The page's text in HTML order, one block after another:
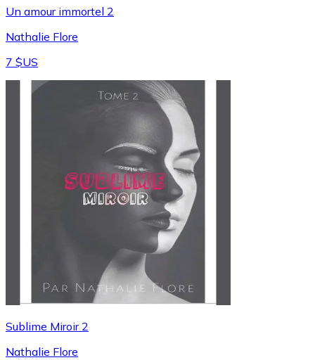
Un amour immortel 2
Nathalie Flore
7 $US
Sublime Miroir 2
Nathalie Flore